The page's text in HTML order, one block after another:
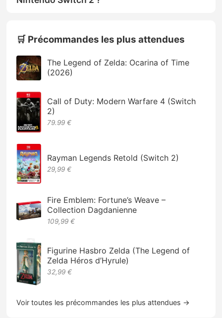
🛒 Précommandes les plus attendues
The Legend of Zelda: Ocarina of Time
(2026)
Call of Duty: Modern Warfare 4 (Switch
2)
79.99 €
Rayman Legends Retold (Switch 2)
29,99 €
Fire Emblem: Fortune’s Weave –
Collection Dagdanienne
109,99 €
Figurine Hasbro Zelda (The Legend of
Zelda Héros d’Hyrule)
32,99 €
Voir toutes les précommandes les plus attendues →